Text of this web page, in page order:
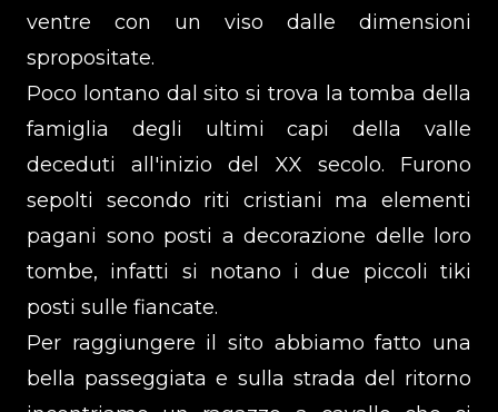
ventre con un viso dalle dimensioni
spropositate.
Poco lontano dal sito si trova la tomba della
famiglia degli ultimi capi della valle
deceduti all'inizio del XX secolo. Furono
sepolti secondo riti cristiani ma elementi
pagani sono posti a decorazione delle loro
tombe, infatti si notano i due piccoli tiki
posti sulle fiancate.
Per raggiungere il sito abbiamo fatto una
bella passeggiata e sulla strada del ritorno